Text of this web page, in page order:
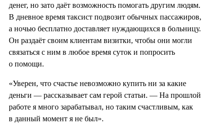
денег, но зато даёт возможность помогать другим людям.
В дневное время таксист подвозит обычных пассажиров,
а ночью бесплатно доставляет нуждающихся в больницу.
Он раздаёт своим клиентам визитки, чтобы они могли
связаться с ним в любое время суток и попросить
о помощи.
«Уверен, что счастье невозможно купить ни за какие
деньги — рассказывает сам герой статьи. — На прошлой
работе я много зарабатывал, но таким счастливым, как
в данный момент я не был».